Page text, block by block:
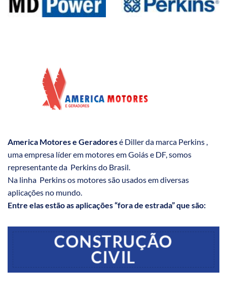
America Motores e Geradoresé Diller da marca Perkins ,
uma empresa líder em motores em Goiás e DF, somos
representante da Perkins do Brasil.
Na linha Perkins os motores são usados em diversas
aplicações no mundo.
Entre elas estão as aplicações “fora de estrada” que são:
CONSTRUÇÃO
CIVIL